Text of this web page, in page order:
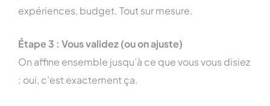
expériences, budget. Tout sur mesure.
Étape 3 : Vous validez (ou on ajuste)
On affine ensemble jusqu’à ce que vous vous disiez
: oui, c’est exactement ça.